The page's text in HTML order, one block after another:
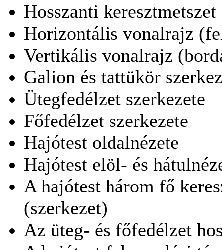
Hosszanti
Horizontális vonalrajz
Vertikális vonalrajz
Galion és tattükör
Ütegfedélzet szerkezete
Főfedélzet szerkezete
Hajótest oldalnézete
Hajótest elöl- és
A hajótest három fő
(szerkezet)
Az üteg- és főfedélzet